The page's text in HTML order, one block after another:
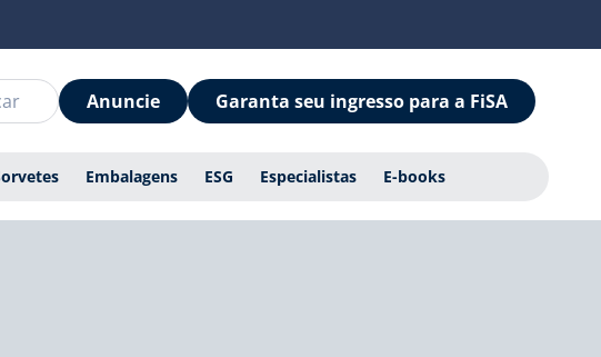
Anuncie Garanta seu ingresso para a FiSA
Embalagens ESG Especialistas E-books